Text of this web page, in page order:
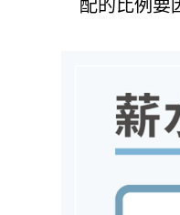
配的比例要